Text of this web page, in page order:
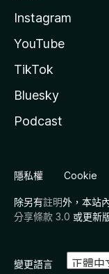
Instagram
YouTube
TikTok
Bluesky
Podcast
隱私權 Cookie
除另有註明外，本站
分享條款 3.0 或更新
變更語言